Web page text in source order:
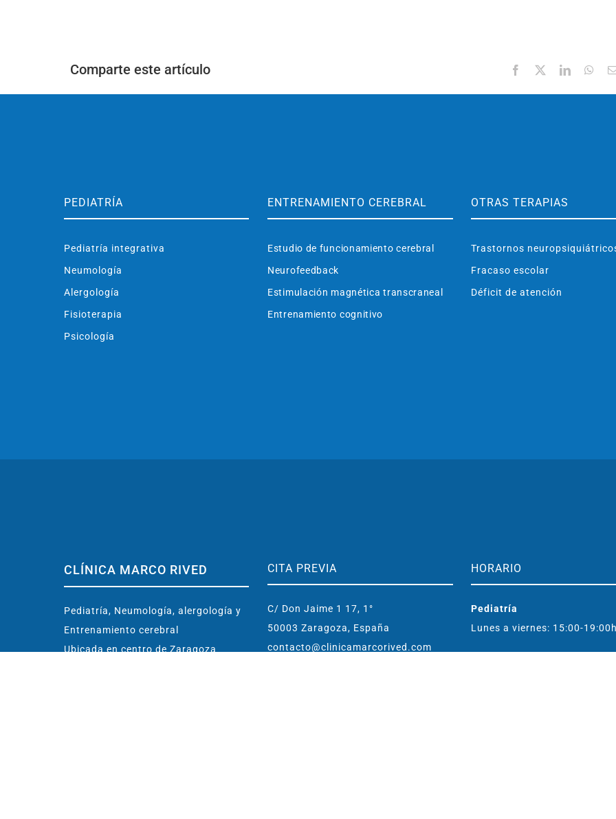
Comparte este artículo Facebook
X LinkedIn
PEDIATRÍA
Pediatría integrativa
Neumología
Alergología
Fisioterapia
Psicología
ENTRENAMIENTO CEREBRAL
Estudio de funcionamiento cerebral
Neurofeedback
Estimulación magnética transcraneal
Entrenamiento cognitivo
OTRAS TERAPIAS
Trastornos
Fracaso escolar
Déficit de atención
CLÍNICA MARCO RIVED
Pediatría, Neumología, alergología y
Entrenamiento cerebral
Ubicada en centro de Zaragoza
CITA PREVIA
C/ Don Jaime 1 17, 1°
50003 Zaragoza, España
contacto@clinicamarcorived.com
HORARIO
Pediatría
Lunes a viernes: 15:00-